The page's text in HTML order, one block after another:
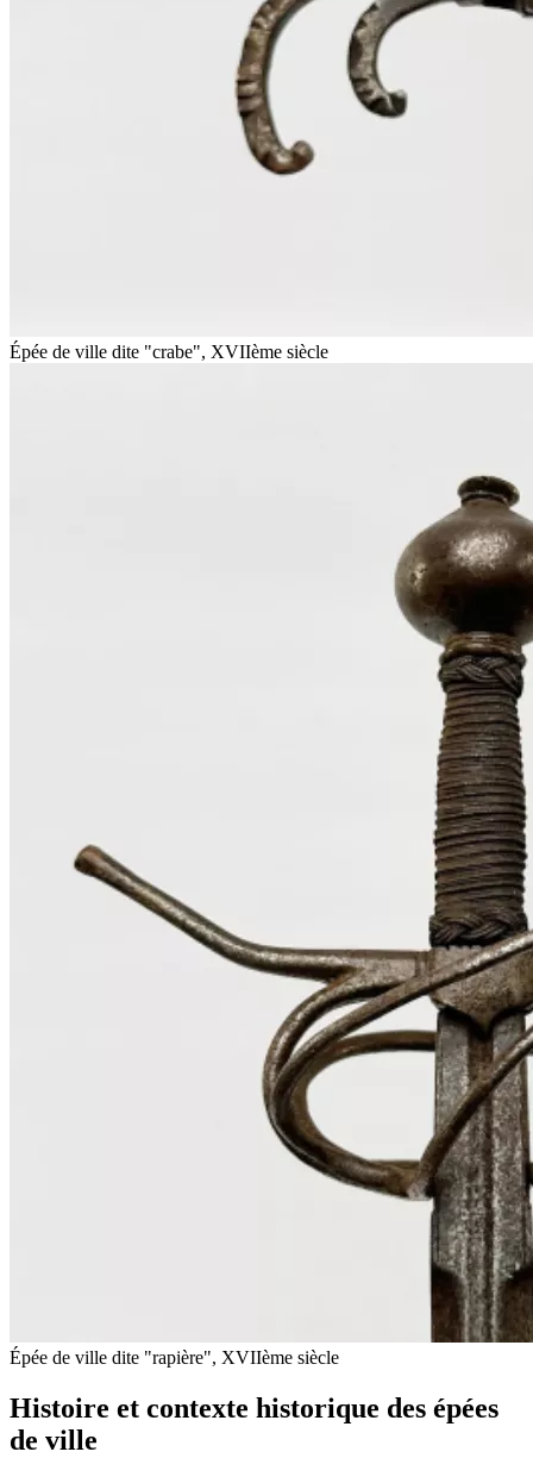
Épée de ville dite "crabe", XVIIème siècle
Épée de ville dite "rapière", XVIIème siècle
Histoire et contexte historique des épées
de ville